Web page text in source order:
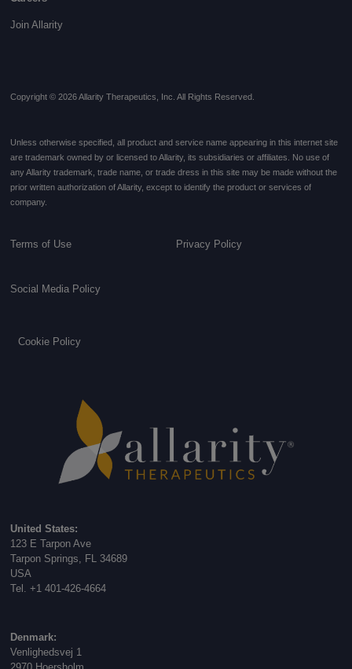
Join Allarity
Copyright © 2026 Allarity Therapeutics, Inc. All Rights Reserved.
Unless otherwise specified, all product and service name appearing in this internet site
are trademark owned by or licensed to Allarity, its subsidiaries or affiliates. No use of
any Allarity trademark, trade name, or trade dress in this site may be made without the
prior written authorization of Allarity, except to identify the product or services of
company.
Terms of Use Privacy Policy
Social Media Policy
Cookie Policy
United States:
123 E Tarpon Ave
Tarpon Springs, FL 34689
USA
Tel. +1 401-426-4664
Denmark:
Venlighedsvej 1